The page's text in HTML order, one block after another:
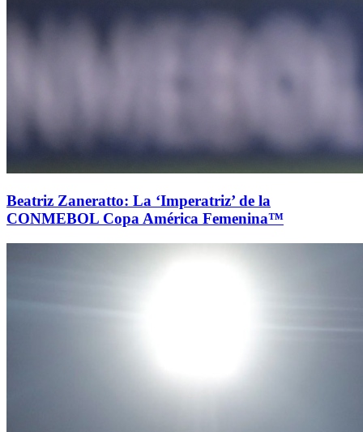
Beatriz Zaneratto: La ‘Imperatriz’ de la
CONMEBOL Copa América Femenina™